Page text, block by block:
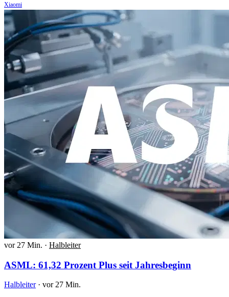
Xiaomi
vor 27 Min. · Halbleiter
ASML: 61,32 Prozent Plus seit Jahresbeginn
Halbleiter · vor 27 Min.